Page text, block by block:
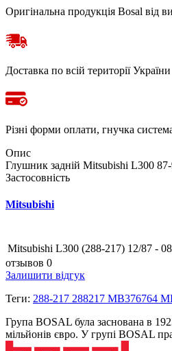
Оригінальна продукція Bosal від
Доставка по всій території України
Різні форми оплати, гнучка
Опис
Глушник задній Mitsubishi L300
Застосовність
Mitsubishi
Mitsubishi L300 (288-217) 12/87 -
отзывов 0
Залишити відгук
Теги: 288-217 288217 MB376764
Група BOSAL була заснована в
мільйонів євро. У групі BOSAL